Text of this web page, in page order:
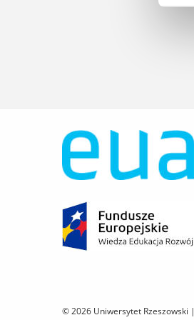
© 2026 Uniwersytet Rzeszowski |